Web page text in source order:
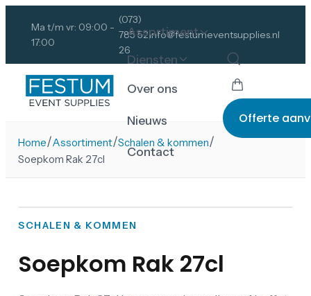
Ma t/m vr: 09:00 -
17:00
(073)
785 52
26
info@festumeventsupplies.nl
Assortiment
Diensten
Over ons
Nieuws
Contact
Offerte
Home/Assortiment/Schalen & kommen/
Soepkom Rak 27cl
SCHALEN & KOMMEN
Soepkom Rak 27cl